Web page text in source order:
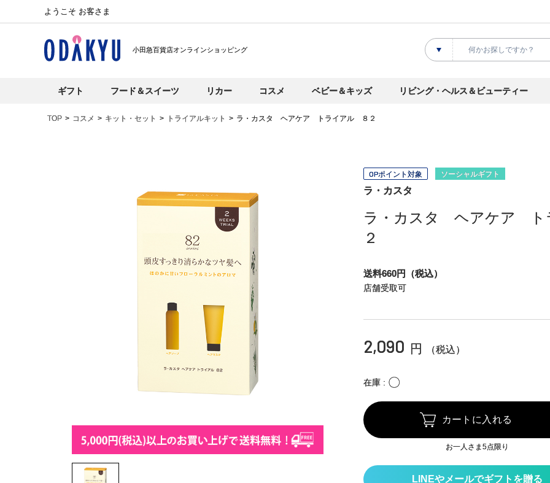
ようこそ お客さま
小田急百貨店オンラインショッピング
ギフト フード＆スイーツ リカー コスメ ベビー＆キッズ リビング・ヘルス＆ビューティー
TOP コスメ キット・セット トライアルキット ラ・カスタ ヘアケア トライアル ８２
OPポイント対象 ソーシャルギフト
ラ・カスタ
ラ・カスタ ヘアケア
２
送料660円（税込）
店舗受取可
2,090 円 （税込）
在庫 〇
カートに入れる
お一人さま5点限り